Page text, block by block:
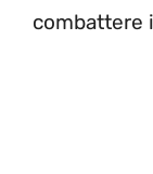
combattere